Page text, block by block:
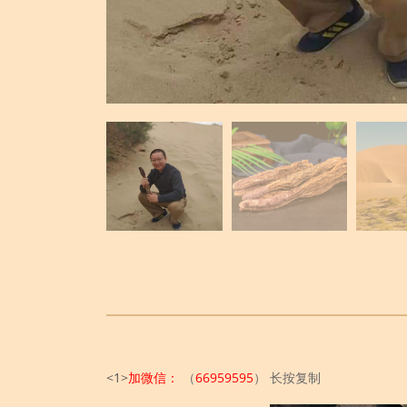
<1>加微信： （66959595） 长按复制